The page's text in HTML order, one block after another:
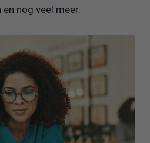
nog veel meer.